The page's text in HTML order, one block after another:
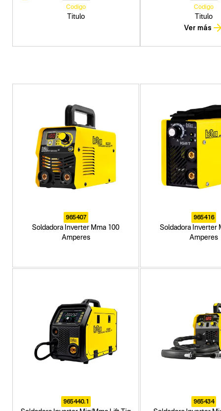
Titulo
Codigo
Titulo
Codigo
Ver más
965407
Soldadora Inverter Mma 100
Amperes
965416
Soldadora Inverter
Amperes
965440.1 965434